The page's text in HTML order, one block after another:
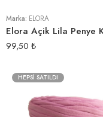
Marka: ELORA
99,50 ₺
HEPSI SATILDI